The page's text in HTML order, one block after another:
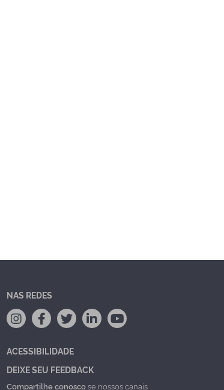
NAS REDES
ACESSIBILIDADE
DEIXE SEU FEEDBACK
Compartilhe conoscose nossos canais